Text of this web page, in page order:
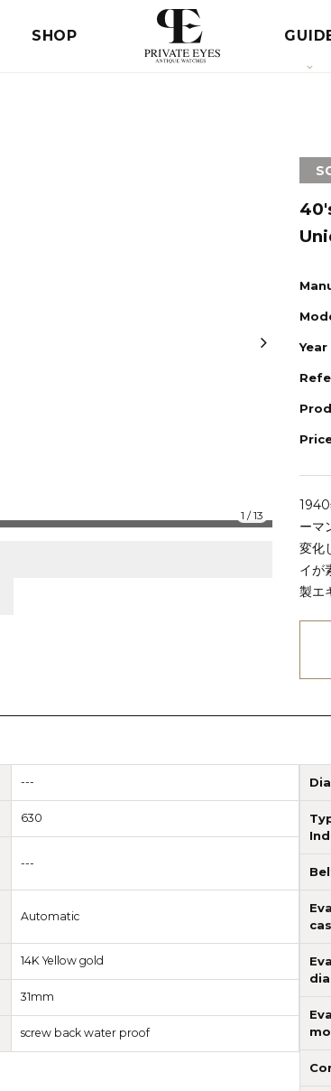
SHOP
1 /13
1940
ーマ
変化
イが
製エ
---
630
---
Automatic
14K Yellow gold
31mm
screw back water proof